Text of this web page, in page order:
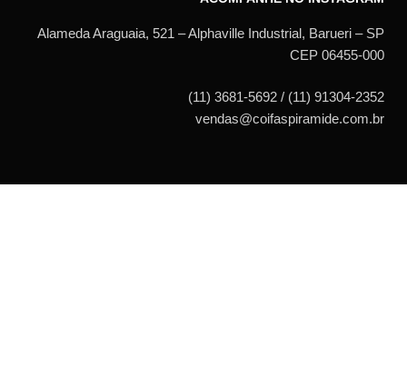
Alameda Araguaia, 521 – Alphaville Industrial, Barueri – SP
CEP 06455-000
(11) 3681-5692 / (11) 91304-2352
vendas@coifaspiramide.com.br